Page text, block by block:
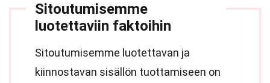
Sitoutumisemme
luotettaviin faktoihin
Sitoutumisemme luotettavan ja
kiinnostavan sisällön tuottamiseen on